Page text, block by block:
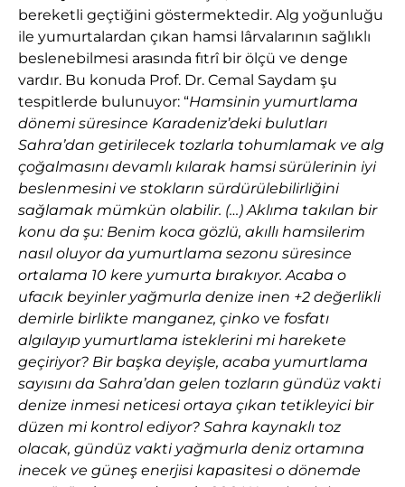
bereketli geçtiğini göstermektedir. Alg yoğunluğu
ile yumurtalardan çıkan hamsi lârvalarının sağlıklı
beslenebilmesi arasında fıtrî bir ölçü ve denge
vardır. Bu konuda Prof. Dr. Cemal Saydam şu
tespitlerde bulunuyor: “Hamsinin yumurtlama
dönemi süresince Karadeniz’deki bulutları
Sahra’dan getirilecek tozlarla tohumlamak ve alg
çoğalmasını devamlı kılarak hamsi sürülerinin iyi
beslenmesini ve stokların sürdürülebilirliğini
sağlamak mümkün olabilir. (…) Aklıma takılan bir
konu da şu: Benim koca gözlü, akıllı hamsilerim
nasıl oluyor da yumurtlama sezonu süresince
ortalama 10 kere yumurta bırakıyor. Acaba o
ufacık beyinler yağmurla denize inen +2 değerlikli
demirle birlikte manganez, çinko ve fosfatı
algılayıp yumurtlama isteklerini mi harekete
geçiriyor? Bir başka deyişle, acaba yumurtlama
sayısını da Sahra’dan gelen tozların gündüz vakti
denize inmesi neticesi ortaya çıkan tetikleyici bir
düzen mi kontrol ediyor? Sahra kaynaklı toz
olacak, gündüz vakti yağmurla deniz ortamına
inecek ve güneş enerjisi kapasitesi o dönemde